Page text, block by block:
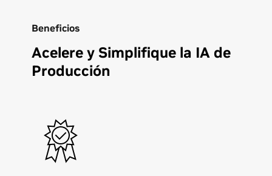
Beneficios
Acelere y Simplifique la IA de
Producción